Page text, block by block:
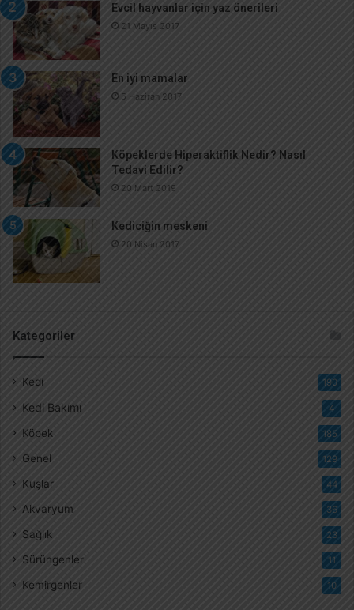
Evcil hayvanlar için yaz önerileri
21 Mayıs 2017
En iyi mamalar
5 Haziran 2017
Köpeklerde Hiperaktiflik Nedir? Nasıl
Tedavi Edilir?
20 Mart 2019
Kediciğin meskeni
20 Nisan 2017
Kategoriler
Kedi 190
Kedi Bakımı 4
Köpek 185
Genel 129
Kuşlar 44
Akvaryum 36
Sağlık 23
Sürüngenler 11
Kemirgenler 10